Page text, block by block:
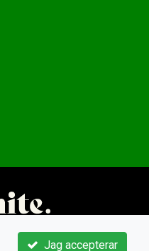
Jag accepterar